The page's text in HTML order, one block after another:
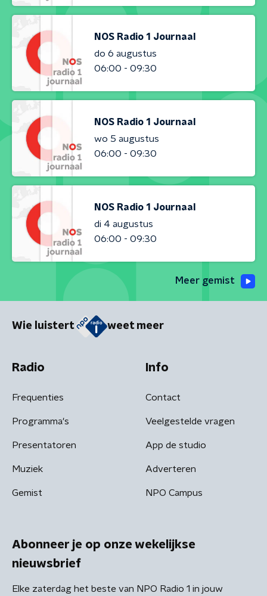
NOS Radio 1 Journaal
do 6 augustus
06:00 - 09:30
NOS Radio 1 Journaal
wo 5 augustus
06:00 - 09:30
NOS Radio 1 Journaal
di 4 augustus
06:00 - 09:30
Meer gemist
Wie luistert weet meer
Radio
Frequenties
Programma's
Presentatoren
Muziek
Gemist
Info
Contact
Veelgestelde vragen
App de studio
Adverteren
NPO Campus
Abonneer je op onze wekelijkse
nieuwsbrief
Elke zaterdag het beste van NPO Radio 1 in jouw